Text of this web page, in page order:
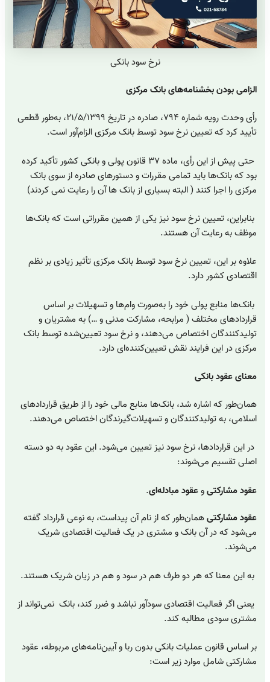
نرخ سود بانکی
الزامی بودن بخشنامه‌های بانک مرکزی
رأی وحدت رویه شماره ۷۹۴، صادره در تاریخ ۲۱/۵/۱۳۹۹، به‌طور قطعی
تأیید کرد که تعیین نرخ سود توسط بانک مرکزی الزام‌آور است.
حتی پیش از این رأی، ماده ۳۷ قانون پولی و بانکی کشور تأکید کرده
بود که بانک‌ها باید تمامی مقررات و دستورهای صادره از سوی بانک
مرکزی را اجرا کنند ( البته بسیاری از بانک ها آن را رعایت نمی کردند)
بنابراین، تعیین نرخ سود نیز یکی از همین مقرراتی است که بانک‌ها
موظف به رعایت آن هستند.
علاوه بر این، تعیین نرخ سود توسط بانک مرکزی تأثیر زیادی بر نظم
اقتصادی کشور دارد.
بانک‌ها منابع پولی خود را به‌صورت وام‌ها و تسهیلات بر اساس
قراردادهای مختلف ( مرابحه، مشارکت مدنی و …) به مشتریان و
تولیدکنندگان اختصاص می‌دهند، و نرخ سود تعیین‌شده توسط بانک
مرکزی در این فرایند نقش تعیین‌کننده‌ای دارد.
معنای عقود بانکی
همان‌طور که اشاره شد، بانک‌ها منابع مالی خود را از طریق قراردادهای
اسلامی، به تولیدکنندگان و تسهیلات‌گیرندگان اختصاص می‌دهند.
در این قراردادها، نرخ سود نیز تعیین می‌شود. این عقود به دو دسته
اصلی تقسیم می‌شوند:
عقود مشارکتیوعقود مبادله‌ای.
عقود مشارکتیهمان‌طور که از نام آن پیداست، به نوعی قرارداد گفته
می‌شود که در آن بانک و مشتری در یک فعالیت اقتصادی شریک
می‌شوند.
به این معنا که هر دو طرف هم در سود و هم در زیان شریک هستند.
یعنی اگر فعالیت اقتصادی سودآور نباشد و ضرر کند، بانک نمی‌تواند از
مشتری سودی مطالبه کند.
بر اساس قانون عملیات بانکی بدون ربا و آیین‌نامه‌های مربوطه، عقود
مشارکتی شامل موارد زیر است: